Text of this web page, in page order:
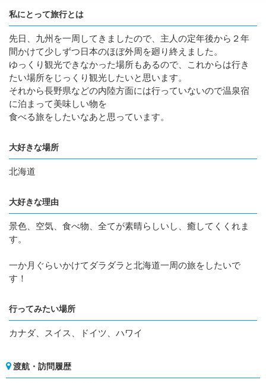
私にとって旅行とは
先日、九州を一周してきましたので、主人の定年後から２年
間かけて少しずつ日本のほぼ外周を廻り終えました。
ゆっくり観光できなかった場所もあるので、これからは行き
たい場所をじっくり観光したいと思います。
それから長野県などの内陸方面には行っていないので温泉宿
に泊まって美味しい物を
食べる旅をしたいなあと思っています。
大好きな場所
北海道
大好きな理由
景色、空気、食べ物、全てが素晴らしいし、癒してくくれま
す。
一か月ぐらいかけてダラダラと北海道一周の旅をしたいで
す！
行ってみたい場所
カナダ、スイス、ドイツ、ハワイ
渡航・訪問履歴